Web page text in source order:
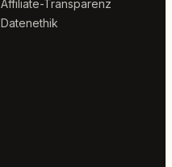
Affiliate-Transparenz
Datenethik